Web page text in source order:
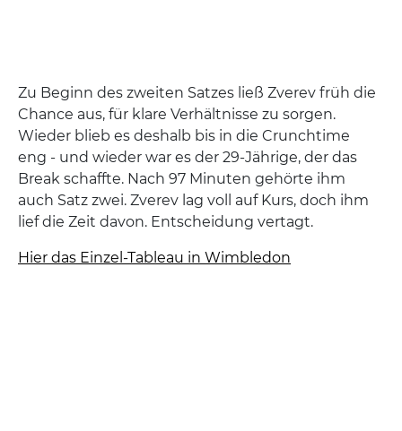
Zu Beginn des zweiten Satzes ließ Zverev früh die
Chance aus, für klare Verhältnisse zu sorgen.
Wieder blieb es deshalb bis in die Crunchtime
eng - und wieder war es der 29-Jährige, der das
Break schaffte. Nach 97 Minuten gehörte ihm
auch Satz zwei. Zverev lag voll auf Kurs, doch ihm
lief die Zeit davon. Entscheidung vertagt.
Hier das Einzel-Tableau in Wimbledon